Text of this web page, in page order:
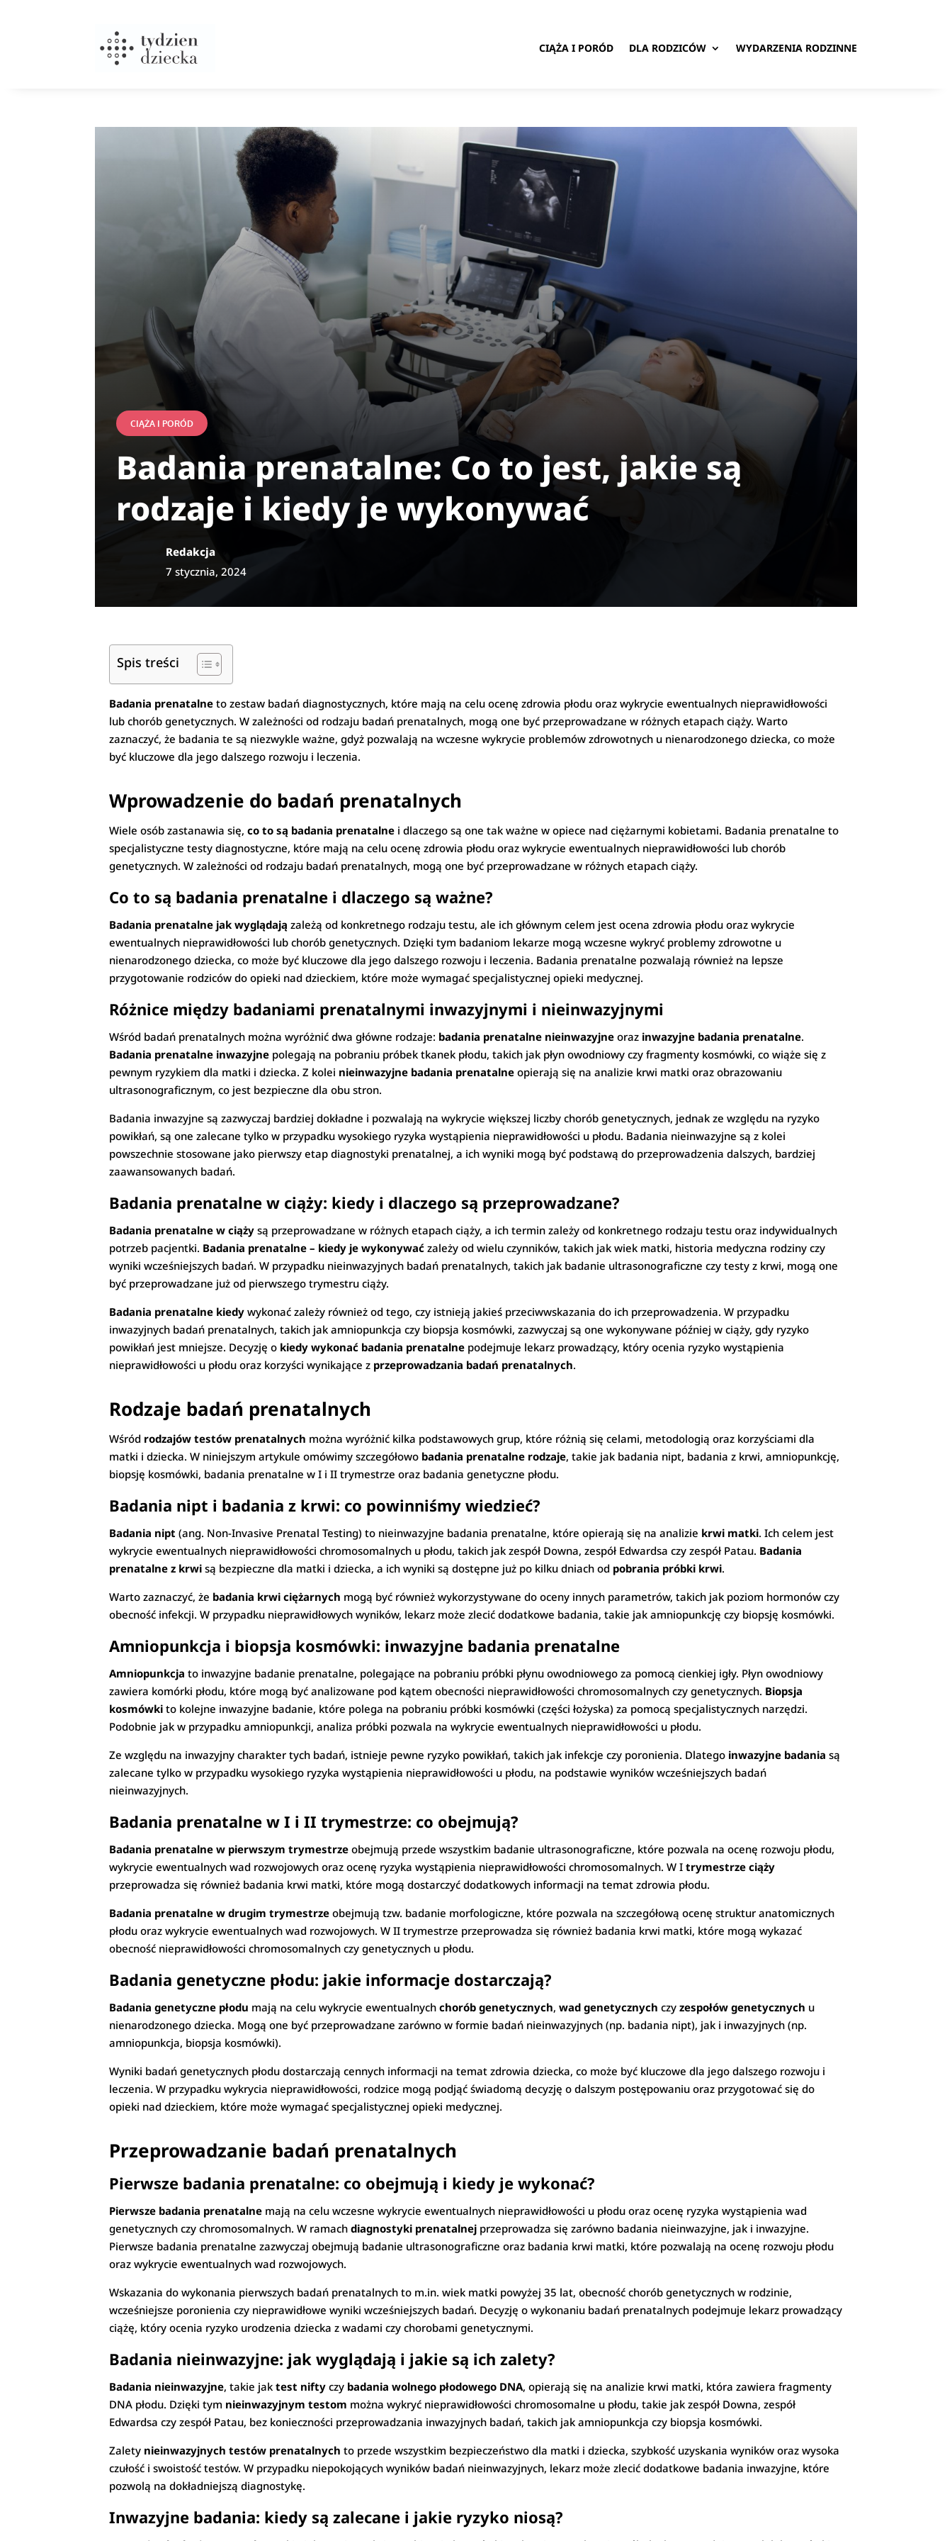
CIĄŻA I PORÓD DLA RODZICÓW WYDARZENIA RODZINNE
CIĄŻA I PORÓD
Badania prenatalne: Co to jest, jakie są
rodzaje i kiedy je wykonywać
Redakcja
7 stycznia, 2024
Spis treści
Badania prenatalne to zestaw badań diagnostycznych, które mają na celu ocenę zdrowia płodu oraz wykrycie ewentualnych nieprawidłowości
lub chorób genetycznych. W zależności od rodzaju badań prenatalnych, mogą one być przeprowadzane w różnych etapach ciąży. Warto
zaznaczyć, że badania te są niezwykle ważne, gdyż pozwalają na wczesne wykrycie problemów zdrowotnych u nienarodzonego dziecka, co może
być kluczowe dla jego dalszego rozwoju i leczenia.
Wprowadzenie do badań prenatalnych
Wiele osób zastanawia się,co to są badania prenatalne i dlaczego są one tak ważne w opiece nad ciężarnymi kobietami. Badania prenatalne to
specjalistyczne testy diagnostyczne, które mają na celu ocenę zdrowia płodu oraz wykrycie ewentualnych nieprawidłowości lub chorób
genetycznych. W zależności od rodzaju badań prenatalnych, mogą one być przeprowadzane w różnych etapach ciąży.
Co to są badania prenatalne i dlaczego są ważne?
Badania prenatalne jak wyglądają zależą od konkretnego rodzaju testu, ale ich głównym celem jest ocena zdrowia płodu oraz wykrycie
ewentualnych nieprawidłowości lub chorób genetycznych. Dzięki tym badaniom lekarze mogą wczesne wykryć problemy zdrowotne u
nienarodzonego dziecka, co może być kluczowe dla jego dalszego rozwoju i leczenia. Badania prenatalne pozwalają również na lepsze
przygotowanie rodziców do opieki nad dzieckiem, które może wymagać specjalistycznej opieki medycznej.
Różnice między badaniami prenatalnymi inwazyjnymi i nieinwazyjnymi
Wśród badań prenatalnych można wyróżnić dwa główne rodzaje: badania prenatalne nieinwazyjne oraz inwazyjne badania prenatalne.
Badania prenatalne inwazyjne polegają na pobraniu próbek tkanek płodu, takich jak płyn owodniowy czy fragmenty kosmówki, co wiąże się z
pewnym ryzykiem dla matki i dziecka. Z kolei nieinwazyjne badania prenatalne opierają się na analizie krwi matki oraz obrazowaniu
ultrasonograficznym, co jest bezpieczne dla obu stron.
Badania inwazyjne są zazwyczaj bardziej dokładne i pozwalają na wykrycie większej liczby chorób genetycznych, jednak ze względu na ryzyko
powikłań, są one zalecane tylko w przypadku wysokiego ryzyka wystąpienia nieprawidłowości u płodu. Badania nieinwazyjne są z kolei
powszechnie stosowane jako pierwszy etap diagnostyki prenatalnej, a ich wyniki mogą być podstawą do przeprowadzenia dalszych, bardziej
zaawansowanych badań.
Badania prenatalne w ciąży: kiedy i dlaczego są przeprowadzane?
Badania prenatalne w ciąży są przeprowadzane w różnych etapach ciąży, a ich termin zależy od konkretnego rodzaju testu oraz indywidualnych
potrzeb pacjentki. Badania prenatalne – kiedy je wykonywać zależy od wielu czynników, takich jak wiek matki, historia medyczna rodziny czy
wyniki wcześniejszych badań. W przypadku nieinwazyjnych badań prenatalnych, takich jak badanie ultrasonograficzne czy testy z krwi, mogą one
być przeprowadzane już od pierwszego trymestru ciąży.
Badania prenatalne kiedy wykonać zależy również od tego, czy istnieją jakieś przeciwwskazania do ich przeprowadzenia. W przypadku
inwazyjnych badań prenatalnych, takich jak amniopunkcja czy biopsja kosmówki, zazwyczaj są one wykonywane później w ciąży, gdy ryzyko
powikłań jest mniejsze. Decyzję o kiedy wykonać badania prenatalne podejmuje lekarz prowadzący, który ocenia ryzyko wystąpienia
nieprawidłowości u płodu oraz korzyści wynikające z przeprowadzania badań prenatalnych.
Rodzaje badań prenatalnych
Wśród rodzajów testów prenatalnych można wyróżnić kilka podstawowych grup, które różnią się celami, metodologią oraz korzyściami dla
matki i dziecka. W niniejszym artykule omówimy szczegółowo badania prenatalne rodzaje, takie jak badania nipt, badania z krwi, amniopunkcję,
biopsję kosmówki, badania prenatalne w I i II trymestrze oraz badania genetyczne płodu.
Badania nipt i badania z krwi: co powinniśmy wiedzieć?
Badania nipt (ang. Non-Invasive Prenatal Testing) to nieinwazyjne badania prenatalne, które opierają się na analizie krwi matki. Ich celem jest
wykrycie ewentualnych nieprawidłowości chromosomalnych u płodu, takich jak zespół Downa, zespół Edwardsa czy zespół Patau. Badania
prenatalne z krwi są bezpieczne dla matki i dziecka, a ich wyniki są dostępne już po kilku dniach od pobrania próbki krwi.
Warto zaznaczyć, że badania krwi ciężarnych mogą być również wykorzystywane do oceny innych parametrów, takich jak poziom hormonów czy
obecność infekcji. W przypadku nieprawidłowych wyników, lekarz może zlecić dodatkowe badania, takie jak amniopunkcję czy biopsję kosmówki.
Amniopunkcja i biopsja kosmówki: inwazyjne badania prenatalne
Amniopunkcja to inwazyjne badanie prenatalne, polegające na pobraniu próbki płynu owodniowego za pomocą cienkiej igły. Płyn owodniowy
zawiera komórki płodu, które mogą być analizowane pod kątem obecności nieprawidłowości chromosomalnych czy genetycznych. Biopsja
kosmówki to kolejne inwazyjne badanie, które polega na pobraniu próbki kosmówki (części łożyska) za pomocą specjalistycznych narzędzi.
Podobnie jak w przypadku amniopunkcji, analiza próbki pozwala na wykrycie ewentualnych nieprawidłowości u płodu.
Ze względu na inwazyjny charakter tych badań, istnieje pewne ryzyko powikłań, takich jak infekcje czy poronienia. Dlatego inwazyjne badania są
zalecane tylko w przypadku wysokiego ryzyka wystąpienia nieprawidłowości u płodu, na podstawie wyników wcześniejszych badań
nieinwazyjnych.
Badania prenatalne w I i II trymestrze: co obejmują?
Badania prenatalne w pierwszym trymestrze obejmują przede wszystkim badanie ultrasonograficzne, które pozwala na ocenę rozwoju płodu,
wykrycie ewentualnych wad rozwojowych oraz ocenę ryzyka wystąpienia nieprawidłowości chromosomalnych. W Itrymestrze ciąży
przeprowadza się również badania krwi matki, które mogą dostarczyć dodatkowych informacji na temat zdrowia płodu.
Badania prenatalne w drugim trymestrze obejmują tzw. badanie morfologiczne, które pozwala na szczegółową ocenę struktur anatomicznych
płodu oraz wykrycie ewentualnych wad rozwojowych. W II trymestrze przeprowadza się również badania krwi matki, które mogą wykazać
obecność nieprawidłowości chromosomalnych czy genetycznych u płodu.
Badania genetyczne płodu: jakie informacje dostarczają?
Badania genetyczne płodu mają na celu wykrycie ewentualnychchorób genetycznych,wad genetycznych czyzespołów genetycznych u
nienarodzonego dziecka. Mogą one być przeprowadzane zarówno w formie badań nieinwazyjnych (np. badania nipt), jak i inwazyjnych (np.
amniopunkcja, biopsja kosmówki).
Wyniki badań genetycznych płodu dostarczają cennych informacji na temat zdrowia dziecka, co może być kluczowe dla jego dalszego rozwoju i
leczenia. W przypadku wykrycia nieprawidłowości, rodzice mogą podjąć świadomą decyzję o dalszym postępowaniu oraz przygotować się do
opieki nad dzieckiem, które może wymagać specjalistycznej opieki medycznej.
Przeprowadzanie badań prenatalnych
Pierwsze badania prenatalne: co obejmują i kiedy je wykonać?
Pierwsze badania prenatalne mają na celu wczesne wykrycie ewentualnych nieprawidłowości u płodu oraz ocenę ryzyka wystąpienia wad
genetycznych czy chromosomalnych. W ramachdiagnostyki prenatalnej przeprowadza się zarówno badania nieinwazyjne, jak i inwazyjne.
Pierwsze badania prenatalne zazwyczaj obejmują badanie ultrasonograficzne oraz badania krwi matki, które pozwalają na ocenę rozwoju płodu
oraz wykrycie ewentualnych wad rozwojowych.
Wskazania do wykonania pierwszych badań prenatalnych to m.in. wiek matki powyżej 35 lat, obecność chorób genetycznych w rodzinie,
wcześniejsze poronienia czy nieprawidłowe wyniki wcześniejszych badań. Decyzję o wykonaniu badań prenatalnych podejmuje lekarz prowadzący
ciążę, który ocenia ryzyko urodzenia dziecka z wadami czy chorobami genetycznymi.
Badania nieinwazyjne: jak wyglądają i jakie są ich zalety?
Badania nieinwazyjne, takie jaktest nifty czy badania wolnego płodowego DNA, opierają się na analizie krwi matki, która zawiera fragmenty
DNA płodu. Dzięki tym nieinwazyjnym testom można wykryć nieprawidłowości chromosomalne u płodu, takie jak zespół Downa, zespół
Edwardsa czy zespół Patau, bez konieczności przeprowadzania inwazyjnych badań, takich jak amniopunkcja czy biopsja kosmówki.
Zalety nieinwazyjnych testów prenatalnych to przede wszystkim bezpieczeństwo dla matki i dziecka, szybkość uzyskania wyników oraz wysoka
czułość i swoistość testów. W przypadku niepokojących wyników badań nieinwazyjnych, lekarz może zlecić dodatkowe badania inwazyjne, które
pozwolą na dokładniejszą diagnostykę.
Inwazyjne badania: kiedy są zalecane i jakie ryzyko niosą?